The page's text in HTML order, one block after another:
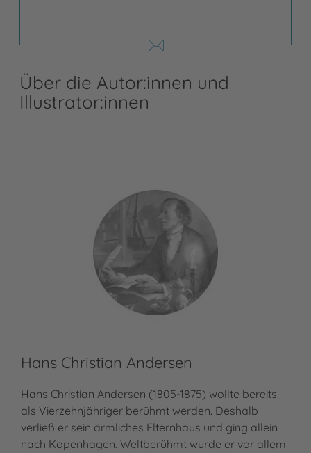
Über die Autor:innen und
Illustrator:innen
Hans Christian Andersen
Hans Christian Andersen (1805-1875) wollte bereits
als Vierzehnjähriger berühmt werden. Deshalb
verließ er sein ärmliches Elternhaus und ging allein
nach Kopenhagen. Weltberühmt wurde er vor allem